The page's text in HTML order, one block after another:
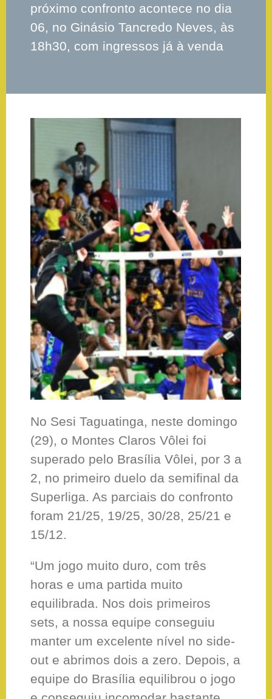
próximo confronto acontece no dia
06, no Ginásio Tancredo Neves, às
18h30, com ingressos já à venda
No Sesi Taguatinga, neste domingo
(29), o Montes Claros Vôlei foi
superado pelo Brasília Vôlei, por 3 a
2, no primeiro duelo da semifinal da
Superliga. As parciais do confronto
foram 21/25, 19/25, 30/28, 25/21 e
15/12.
“Um jogo muito duro, com três
horas e uma partida muito
equilibrada. Nos dois primeiros
sets, a nossa equipe conseguiu
manter um excelente nível no side-
out e abrimos dois a zero. Depois, a
equipe do Brasília equilibrou o jogo